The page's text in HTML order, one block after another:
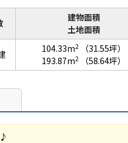
建物面積
土地面積
104.33m2
（31.55坪）
193.87m2 （58.64坪）